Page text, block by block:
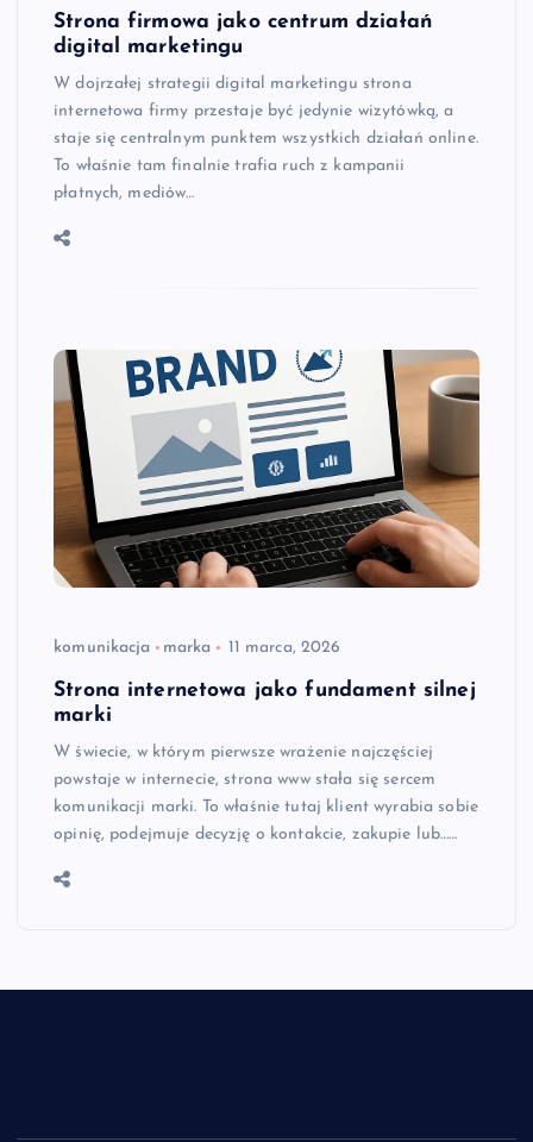
Strona firmowa jako centrum działań
digital marketingu
W dojrzałej strategii digital marketingu strona
internetowa firmy przestaje być jedynie wizytówką, a
staje się centralnym punktem wszystkich działań online.
To właśnie tam finalnie trafia ruch z kampanii
płatnych, mediów…
komunikacja marka 11 marca, 2026
Strona internetowa jako fundament silnej
marki
W świecie, w którym pierwsze wrażenie najczęściej
powstaje w internecie, strona www stała się sercem
komunikacji marki. To właśnie tutaj klient wyrabia sobie
opinię, podejmuje decyzję o kontakcie, zakupie lub……